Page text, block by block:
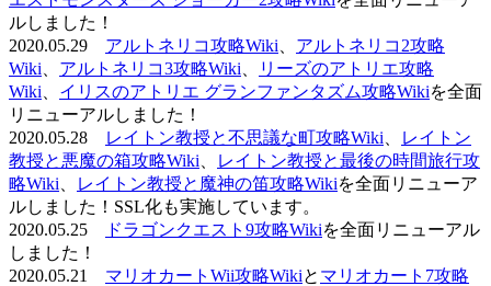
ルしました！
2020.05.29 アルトネリコ攻略Wiki
アルトネリコ2攻略
Wiki
アルトネリコ3攻略Wiki
リーズのアトリエ攻略
Wiki
イリスのアトリエ グランファンタズム攻略Wikiを全面
リニューアルしました！
2020.05.28
レイトン教授と不思議な町攻略Wiki
レイトン
教授と悪魔の箱攻略Wiki
レイトン教授と最後の時間旅行攻
略Wiki
レイトン教授と魔神の笛攻略Wikiを全面リニューア
ルしました！SSL化も実施しています。
2020.05.25
ドラゴンクエスト9攻略Wikiを全面リニューアル
しました！
2020.05.21 マリオカートWii攻略Wikiと マリオカート7攻略